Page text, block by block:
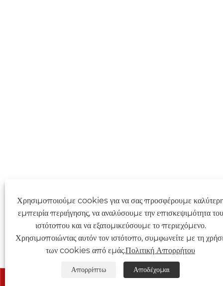
Χρησιμοποιούμε cookies για να σας προσφέρουμε
εμπειρία περιήγησης, να αναλύσουμε την επισκεψιμότητα του
ιστότοπου και να εξατομικεύσουμε το περιεχόμενο.
Χρησιμοποιώντας αυτόν τον ιστότοπο, συμφωνείτε με τη
των cookies από εμάς.Πολιτική Απορρήτου
Απορρίπτω Αποδέχομαι